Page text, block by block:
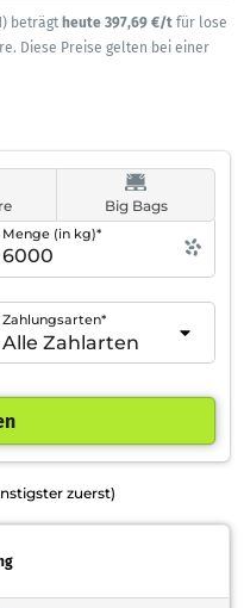
beträgt heute 397,69 €/t für lose
Diese Preise gelten bei einer
Big Bags
Menge (in kg)*
Zahlungsarten*
zuerst)